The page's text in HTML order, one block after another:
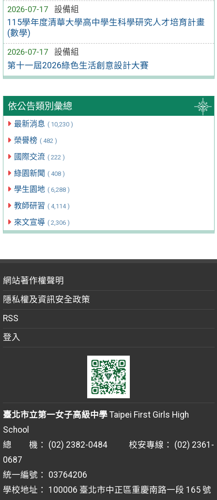
2026-07-17
設備組
115學年度清華大學高中學生科學研究人才培育計畫
(數學)
2026-07-17
設備組
第十一屆2026綠色生活創意設計大賽
依公告類別彙總
最新消息 ( 10,230 )
榮譽榜 ( 482 )
國際交流 ( 222 )
綠園新聞 ( 408 )
學生園地 ( 6,288 )
教師研習 ( 4,114 )
來文宣導 ( 2,306 )
網站著作權聲明
隱私權及資訊安全政策
RSS
登入
臺北市立第一女子高級中學Taipei First Girls High
School
總 機： (02) 2382-0484 校安專線： (02) 2361-
0687
統一編號： 03764206
學校地址： 100006 臺北市中正區重慶南路一段 165 號